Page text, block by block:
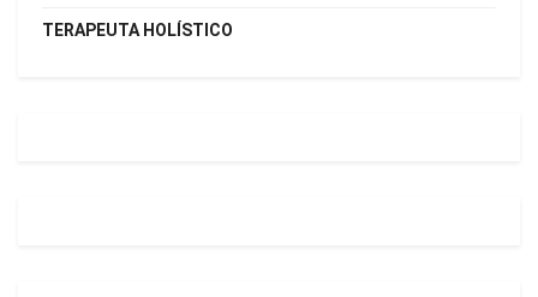
TERAPEUTA HOLÍSTICO